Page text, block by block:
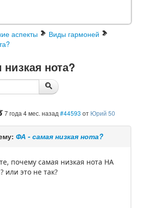
аспекты
Виды гармоней
нота?
7 года 4 мес. назад #44593 от Юрий 50
ФА - самая низкая нота?
почему самая низкая нота НА
или это не так?